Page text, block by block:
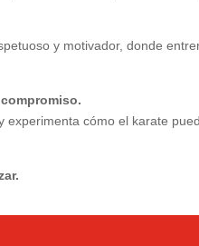
y motivador, donde
experimenta cómo el karate